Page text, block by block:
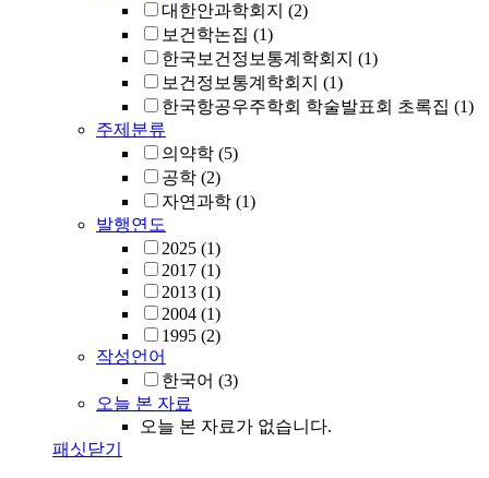
대한안과학회지 (2)
보건학논집 (1)
한국보건정보통계학회지 (1)
보건정보통계학회지 (1)
한국항공우주학회 학술발표회 초록집 (1)
주제분류
의약학 (5)
공학 (2)
자연과학 (1)
발행연도
2025 (1)
2017 (1)
2013 (1)
2004 (1)
1995 (2)
작성언어
한국어 (3)
오늘 본 자료
오늘 본 자료가 없습니다.
패싯닫기